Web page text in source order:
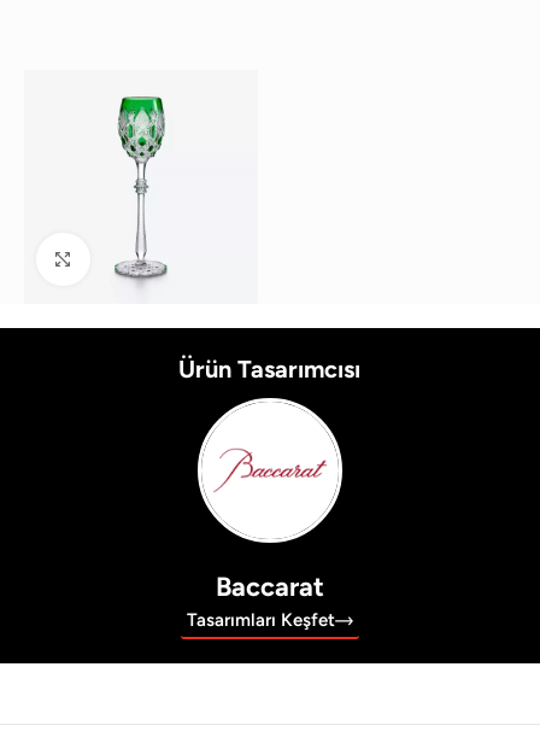
Büyütmek için tıklayın
Ürün Tasarımcısı
Baccarat
Tasarımları Keşfet